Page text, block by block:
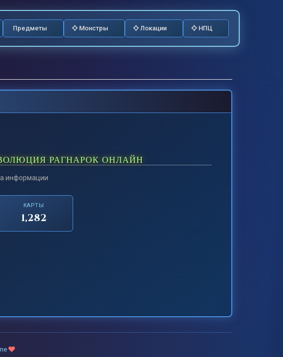
Предметы Монстры Локации НПЦ
РАГНАРОК ОНЛАЙН
информации
КАРТЫ
1,282